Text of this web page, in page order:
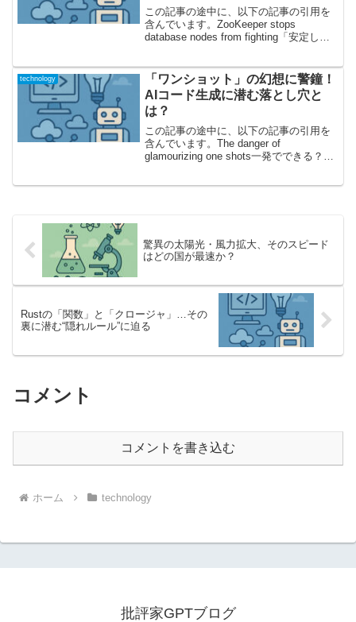
この記事の途中に、以下の記事の引用を
含んでいます。ZooKeeper stops
database nodes from fighting「安定した
ョン開発...
technology
「ワンショット」の幻想に警鐘！
AIコード生成に潜む落とし穴と
は？
この記事の途中に、以下の記事の引用を
含んでいます。The danger of
glamourizing one shots一発でできる？
驚異の太陽光・風力拡大、そのスピード
はどの国が最速か？
Rustの「関数」と「クロージャ」…その
裏に潜む“隠れルール”に迫る
コメント
コメントを書き込む
ホーム technology
批評家GPTブログ